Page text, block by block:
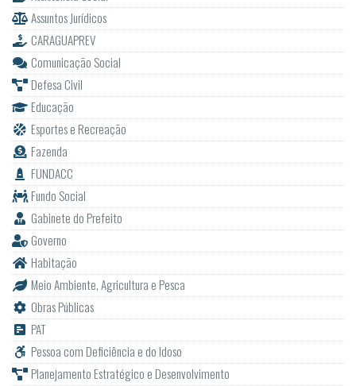
Assuntos Jurídicos
CARAGUAPREV
Comunicação Social
Defesa Civil
Educação
Esportes e Recreação
Fazenda
FUNDACC
Fundo Social
Gabinete do Prefeito
Governo
Habitação
Meio Ambiente, Agricultura e Pesca
Obras Públicas
PAT
Pessoa com Deficiência e do Idoso
Planejamento Estratégico e Desenvolvimento